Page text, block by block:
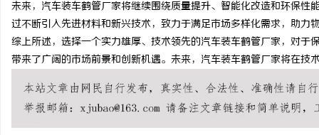
未来，汽车装车鹤管厂家将继续围绕质量提升、智能化改造和环保
过不断引入先进材料和新兴技术，致力于满足市场多样化需求，助力
综上所述，选择一个实力雄厚、技术领先的汽车装车鹤管厂家，对
带来了广阔的市场前景和创新机遇。未来，汽车装车鹤管厂家将在技
贝净 AC 国际医疗实验
全解析